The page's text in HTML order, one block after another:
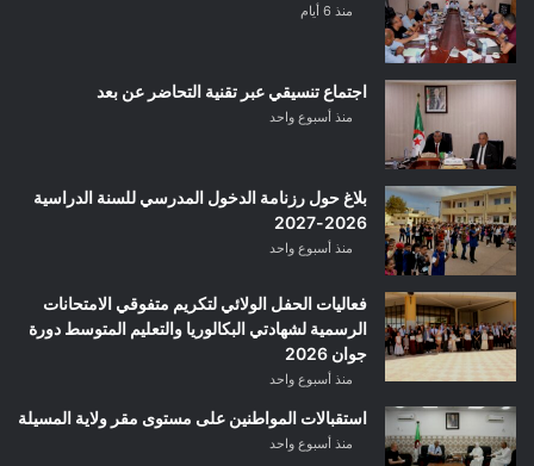
منذ 6 أيام
اجتماع تنسيقي عبر تقنية التحاضر عن بعد
منذ أسبوع واحد
بلاغ حول رزنامة الدخول المدرسي للسنة الدراسية
2026-2027
منذ أسبوع واحد
فعاليات الحفل الولائي لتكريم متفوقي الامتحانات
الرسمية لشهادتي البكالوريا والتعليم المتوسط دورة
جوان 2026
منذ أسبوع واحد
استقبالات المواطنين على مستوى مقر ولاية المسيلة
منذ أسبوع واحد